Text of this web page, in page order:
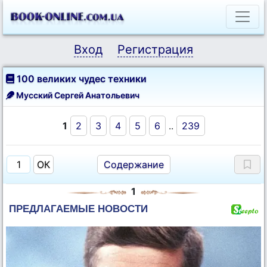
Вход Регистрация
100 великих чудес техники
Мусский Сергей Анатольевич
1 2 3 4 5 6 .. 239
Содержание
1